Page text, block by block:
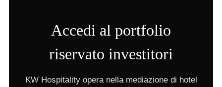
Accedi al portfolio
riservato investitori
KW Hospitality opera nella mediazione di hotel